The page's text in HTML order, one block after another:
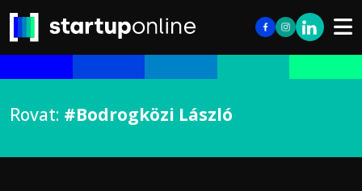
Rovat: #Bodrogközi László